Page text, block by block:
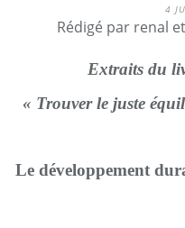
4
Rédigé par renal
Extraits du
« Trouver le juste
Le développement